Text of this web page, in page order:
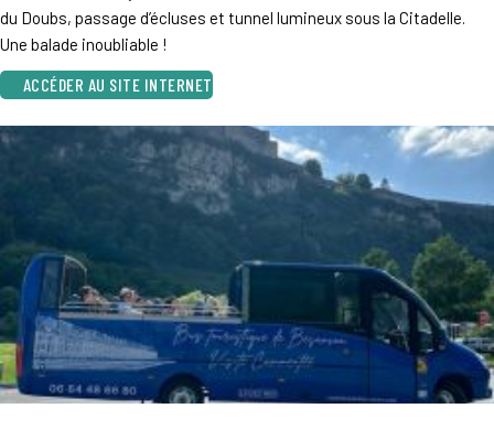
du Doubs, passage d’écluses et tunnel lumineux sous la Citadelle.
Une balade inoubliable !
ACCÉDER AU SITE INTERNET